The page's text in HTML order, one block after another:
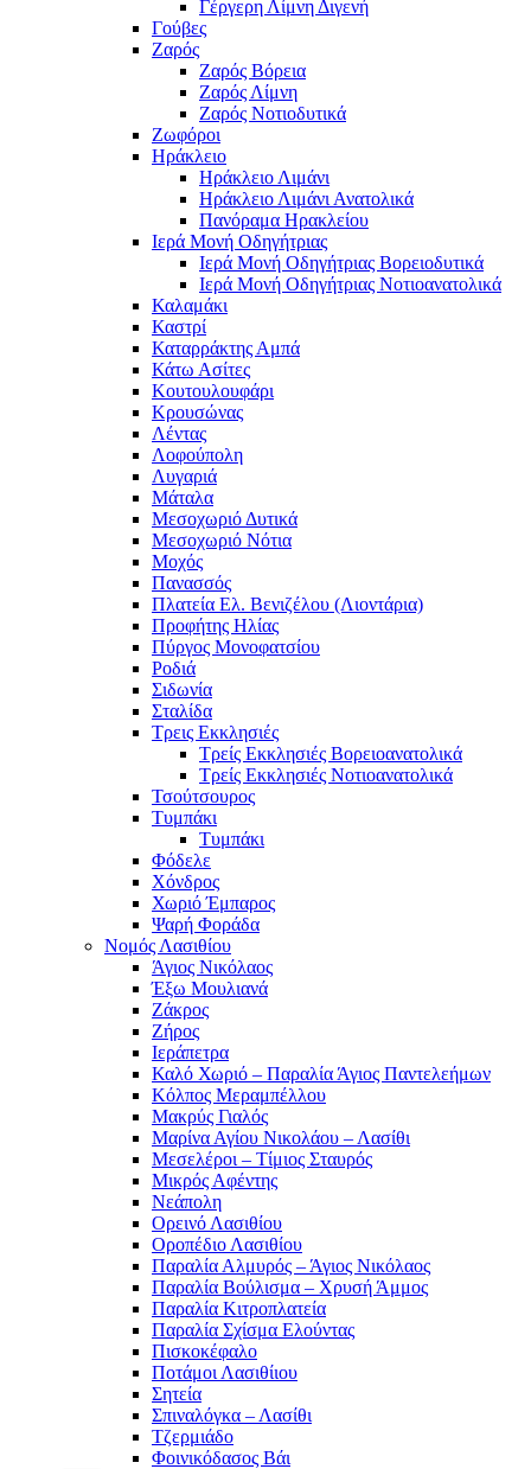
Γέργερη Λίμνη Διγενή
Γούβες
Ζαρός
Ζαρός Βόρεια
Ζαρός Λίμνη
Ζαρός Νοτιοδυτικά
Ζωφόροι
Ηράκλειο
Ηράκλειο Λιμάνι
Ηράκλειο Λιμάνι Ανατολικά
Πανόραμα Ηρακλείου
Ιερά Μονή Οδηγήτριας
Ιερά Μονή Οδηγήτριας Βορειοδυτικά
Ιερά Μονή Οδηγήτριας Νοτιοανατολικά
Καλαμάκι
Καστρί
Καταρράκτης Αμπά
Κάτω Ασίτες
Κουτουλουφάρι
Κρουσώνας
Λέντας
Λοφούπολη
Λυγαριά
Μάταλα
Μεσοχωριό Δυτικά
Μεσοχωριό Νότια
Μοχός
Πανασσός
Πλατεία Ελ. Βενιζέλου (Λιοντάρια)
Προφήτης Ηλίας
Πύργος Μονοφατσίου
Ροδιά
Σιδωνία
Σταλίδα
Τρεις Εκκλησιές
Τρείς Εκκλησιές Βορειοανατολικά
Τρείς Εκκλησιές Νοτιοανατολικά
Τσούτσουρος
Τυμπάκι
Τυμπάκι
Φόδελε
Χόνδρος
Χωριό Έμπαρος
Ψαρή Φοράδα
Νομός Λασιθίου
Άγιος Νικόλαος
Έξω Μουλιανά
Ζάκρος
Ζήρος
Ιεράπετρα
Καλό Χωριό – Παραλία Άγιος Παντελεήμων
Κόλπος Μεραμπέλλου
Μακρύς Γιαλός
Μαρίνα Αγίου Νικολάου – Λασίθι
Μεσελέροι – Τίμιος Σταυρός
Μικρός Αφέντης
Νεάπολη
Ορεινό Λασιθίου
Οροπέδιο Λασιθίου
Παραλία Αλμυρός – Άγιος Νικόλαος
Παραλία Βούλισμα – Χρυσή Άμμος
Παραλία Κιτροπλατεία
Παραλία Σχίσμα Ελούντας
Πισκοκέφαλο
Ποτάμοι Λασιθίιου
Σητεία
Σπιναλόγκα – Λασίθι
Τζερμιάδο
Φοινικόδασος Βάι